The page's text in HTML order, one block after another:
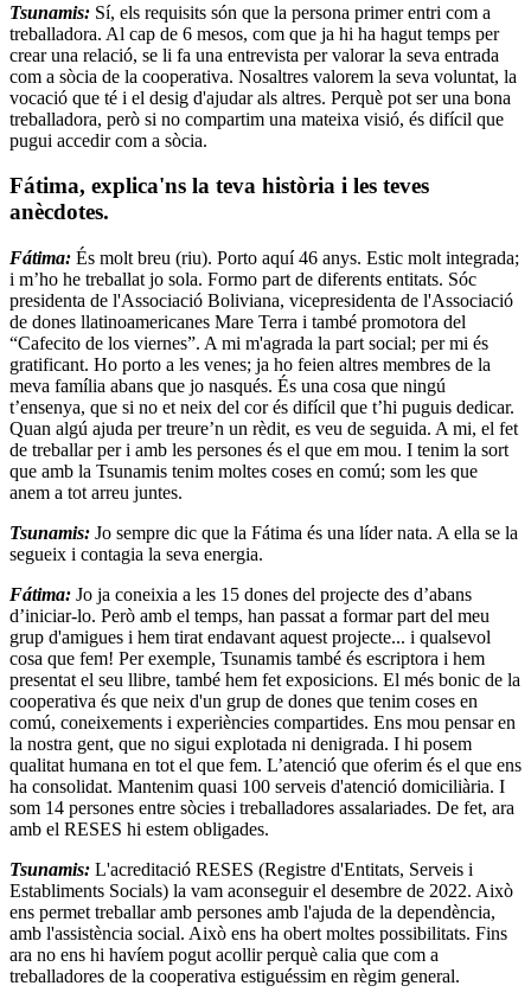
Tsunamis: Sí, els requisits són que la persona primer entri com a
treballadora. Al cap de 6 mesos, com que ja hi ha hagut temps per
crear una relació, se li fa una entrevista per valorar la seva entrada
com a sòcia de la cooperativa. Nosaltres valorem la seva voluntat, la
vocació que té i el desig d'ajudar als altres. Perquè pot ser una bona
treballadora, però si no compartim una mateixa visió, és difícil que
pugui accedir com a sòcia.
Fátima, explica'ns la teva història i les teves
anècdotes.
Fátima: És molt breu (riu). Porto aquí 46 anys. Estic molt integrada;
i m’ho he treballat jo sola. Formo part de diferents entitats. Sóc
presidenta de l'Associació Boliviana, vicepresidenta de l'Associació
de dones llatinoamericanes Mare Terra i també promotora del
“Cafecito de los viernes”. A mi m'agrada la part social; per mi és
gratificant. Ho porto a les venes; ja ho feien altres membres de la
meva família abans que jo nasqués. És una cosa que ningú
t’ensenya, que si no et neix del cor és difícil que t’hi puguis dedicar.
Quan algú ajuda per treure’n un rèdit, es veu de seguida. A mi, el fet
de treballar per i amb les persones és el que em mou. I tenim la sort
que amb la Tsunamis tenim moltes coses en comú; som les que
anem a tot arreu juntes.
Tsunamis: Jo sempre dic que la Fátima és una líder nata. A ella se la
segueix i contagia la seva energia.
Fátima: Jo ja coneixia a les 15 dones del projecte des d’abans
d’iniciar-lo. Però amb el temps, han passat a formar part del meu
grup d'amigues i hem tirat endavant aquest projecte... i qualsevol
cosa que fem! Per exemple, Tsunamis també és escriptora i hem
presentat el seu llibre, també hem fet exposicions. El més bonic de la
cooperativa és que neix d'un grup de dones que tenim coses en
comú, coneixements i experiències compartides. Ens mou pensar en
la nostra gent, que no sigui explotada ni denigrada. I hi posem
qualitat humana en tot el que fem. L’atenció que oferim és el que ens
ha consolidat. Mantenim quasi 100 serveis d'atenció domiciliària. I
som 14 persones entre sòcies i treballadores assalariades. De fet, ara
amb el RESES hi estem obligades.
Tsunamis: L'acreditació RESES (Registre d'Entitats, Serveis i
Establiments Socials) la vam aconseguir el desembre de 2022. Això
ens permet treballar amb persones amb l'ajuda de la dependència,
amb l'assistència social. Això ens ha obert moltes possibilitats. Fins
ara no ens hi havíem pogut acollir perquè calia que com a
treballadores de la cooperativa estiguéssim en règim general.